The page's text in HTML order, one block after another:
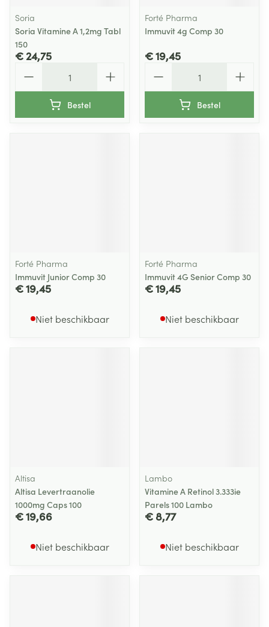
Soria
Soria Vitamine A 1,2mg Tabl
150
€ 24,75
Bestel
Forté Pharma
Immuvit 4g Comp 30
€ 19,45
Bestel
Forté Pharma
Immuvit Junior Comp 30
€ 19,45
Niet beschikbaar
Forté Pharma
Immuvit 4G Senior Comp 30
€ 19,45
Niet beschikbaar
Altisa
Altisa Levertraanolie
1000mg Caps 100
€ 19,66
Niet beschikbaar
Lambo
Vitamine A Retinol 3.333ie
Parels 100 Lambo
€ 8,77
Niet beschikbaar